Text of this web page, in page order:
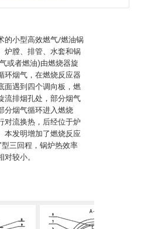
的小型高效燃气/燃油锅
炉膛、排管、水套和锅
或者燃油)由燃烧器旋
环烟气，在燃烧反应器
面遇到四个调向板，燃
流排烟孔处，部分烟气
分烟气循环进入燃烧
对流换热，后经位于炉
本发明增加了燃烧反应
型三回程，锅炉热效率
较小。